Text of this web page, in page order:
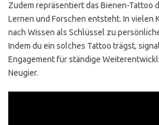
Zudem repräsentiert das Bienen-Tattoo
Lernen und Forschen entsteht. In vielen
nach Wissen als Schlüssel zu
Indem du ein solches Tattoo trägst,
Engagement für ständige
Neugier.